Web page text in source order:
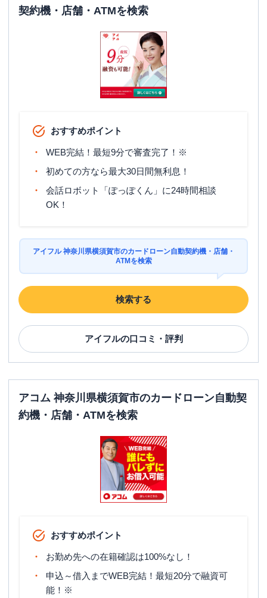
契約機・店舗・ATMを検索
おすすめポイント
WEB完結！最短9分で審査完了！※
初めての方なら最大30日間無利息！
会話ロボット「ぽっぽくん」に24時間相談
OK！
アイフル 神奈川県横須賀市のカードローン自動契約機・店舗・
ATMを検索
検索する
アイフルの口コミ・評判
アコム 神奈川県横須賀市のカードローン自動契
約機・店舗・ATMを検索
おすすめポイント
お勤め先への在籍確認は100%なし！
申込～借入までWEB完結！最短20分で融資可
能！※